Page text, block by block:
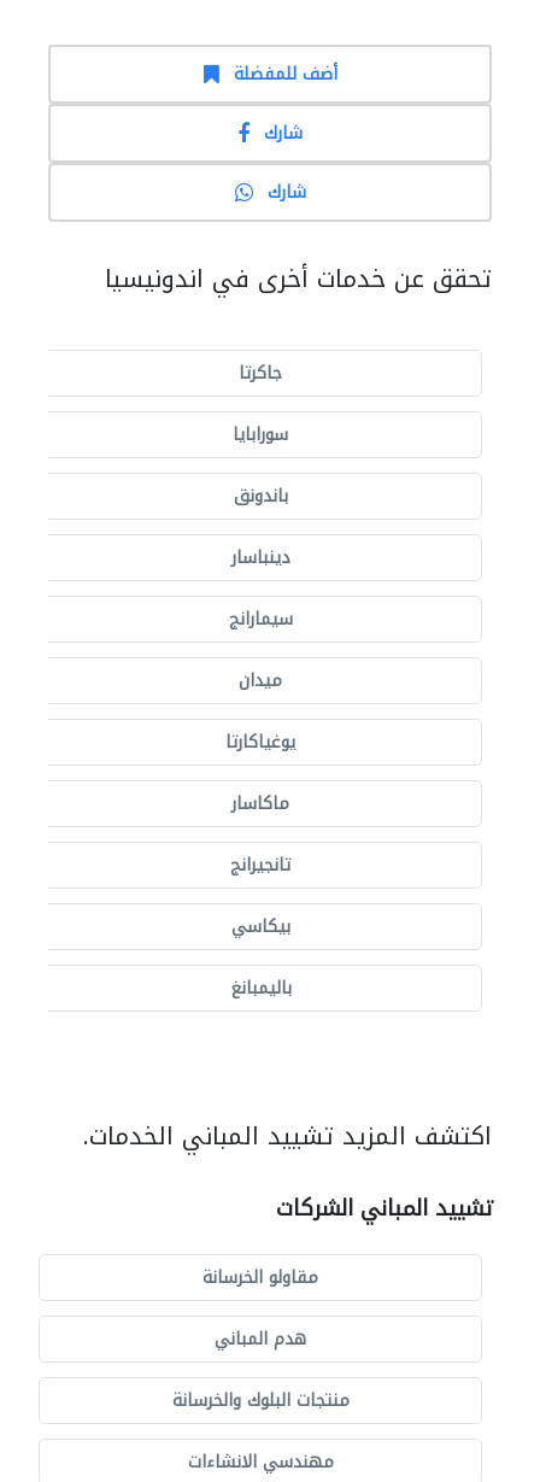
أضف للمفضلة
شارك
شارك
تحقق عن خدمات أخرى في اندونيسيا
جاكرتا
سورابايا
باندونق
دينباسار
سيمارانج
ميدان
يوغياكارتا
ماكاسار
تانجيرانج
بيكاسي
باليمبانغ
اكتشف المزيد تشييد المباني الخدمات.
تشييد المباني الشركات
مقاولو الخرسانة
هدم المباني
منتجات البلوك والخرسانة
مهندسي الانشاءات